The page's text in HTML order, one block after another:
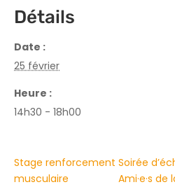
Détails
Date :
25 février
Heure :
14h30 - 18h00
Stage renforcement
musculaire
Soirée
Ami·e·s de